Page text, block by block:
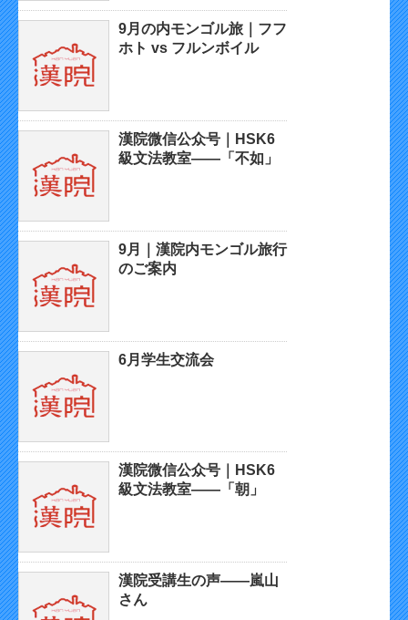
9月の内モンゴル旅｜フフ
ホト vs フルンボイル
漢院微信公众号｜HSK6
級文法教室——「不如」
9月｜漢院内モンゴル旅行
のご案内
6月学生交流会
漢院微信公众号｜HSK6
級文法教室——「朝」
漢院受講生の声——嵐山
さん